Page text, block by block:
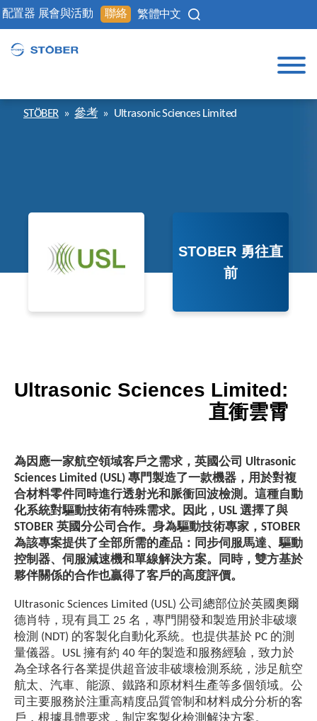
配置器 展會與活動 聯絡 繁體中文
STÖBER » 參考 » Ultrasonic Sciences Limited
STOBER 勇往直
前
Ultrasonic Sciences Limited:
直衝雲霄
為因應一家航空領域客戶之需求，英國公司 Ultrasonic
Sc​​iences Limited (USL) 專門製造了一款機器，用於對複
合材料零件同時進行透射光和脈衝回波檢測。這種自動
化系統對驅動技術有特殊需求。因此，USL 選擇了與
STOBER 英國分公司合作。身為驅動技術專家，STOBER
為該專案提供了全部所需的產品：同步伺服馬達、驅動
控制器、伺服減速機和單線解決方案。同時，雙方基於
夥伴關係的合作也贏得了客戶的高度評價。
Ultrasonic Sc​​iences Limited (USL) 公司總部位於英國奧爾
德肖特，現有員工 25 名，專門開發和製造用於非破壞
檢測 (NDT) 的客製化自動化系統。也提供基於 PC 的測
量儀器。USL 擁有約 40 年的製造和服務經驗，致力於
為全球各行各業提供超音波非破壞檢測系統，涉足航空
航太、汽車、能源、鐵路和原材料生產等多個領域。公
司主要服務於注重高精度品質管制和材料成分分析的客
戶，根據具體要求，制定客製化檢測解決方案。